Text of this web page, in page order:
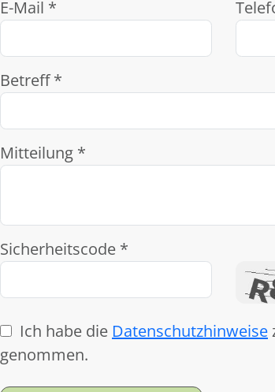
E-Mail *
Betreff *
Mitteilung *
Sicherheitscode *
Ich habe die Datenschutzhinweise
genommen.